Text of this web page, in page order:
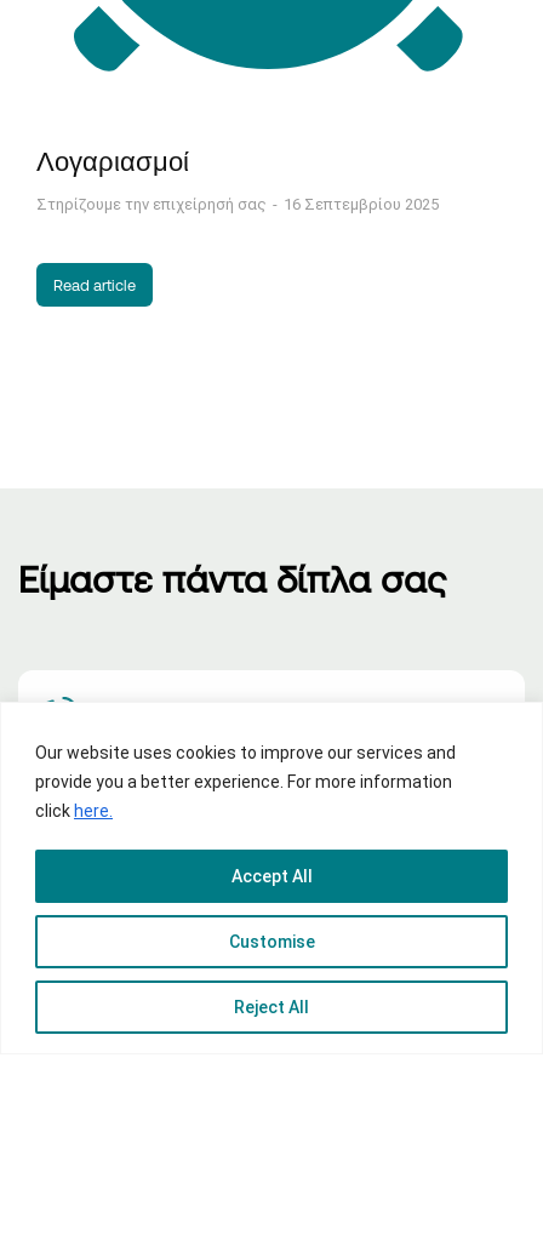
Our website uses cookies to improve our services and
provide you a better experience. For more information
clickhere.
Customise
Reject All
Accept All
Λογαριασμοί
Στηρίζουμε την επιχείρησή σας 16 Σεπτεμβρίου 2025
Read article
Είμαστε πάντα δίπλα σας
Σημεία εξυπηρέτησης
Κλείνω ραντεβού